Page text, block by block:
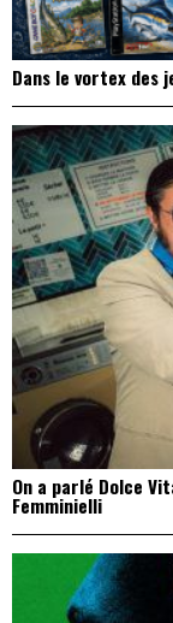
Dans le vortex des
On a parlé Dolce
Femminielli